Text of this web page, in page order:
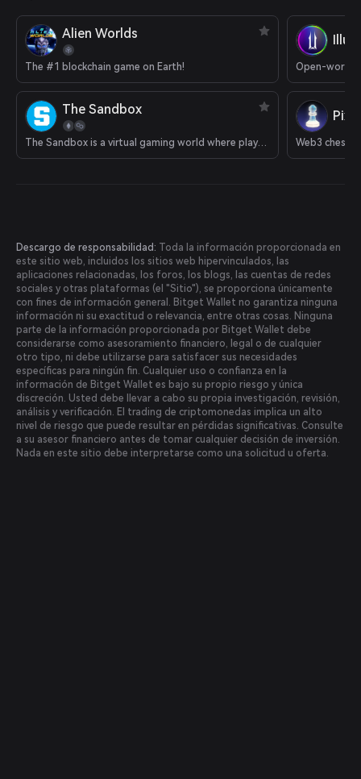
Alien Worlds
The #1 blockchain game on Earth!
The Sandbox
The Sandbox is a virtual gaming world where players can build, own, and monetize their gaming experiences.
Open-world
Web3 chess
Descargo de responsabilidad:
Toda la información proporcionada en
este sitio web, incluidos los sitios web hipervinculados, las
aplicaciones relacionadas, los foros, los blogs, las cuentas de redes
sociales y otras plataformas (el "Sitio"), se proporciona únicamente
con fines de información general. Bitget Wallet no garantiza ninguna
información ni su exactitud o relevancia, entre otras cosas. Ninguna
parte de la información proporcionada por Bitget Wallet debe
considerarse como asesoramiento financiero, legal o de cualquier
otro tipo, ni debe utilizarse para satisfacer sus necesidades
específicas para ningún fin. Cualquier uso o confianza en la
información de Bitget Wallet es bajo su propio riesgo y única
discreción. Usted debe llevar a cabo su propia investigación, revisión,
análisis y verificación. El trading de criptomonedas implica un alto
nivel de riesgo que puede resultar en pérdidas significativas. Consulte
a su asesor financiero antes de tomar cualquier decisión de inversión.
Nada en este sitio debe interpretarse como una solicitud u oferta.